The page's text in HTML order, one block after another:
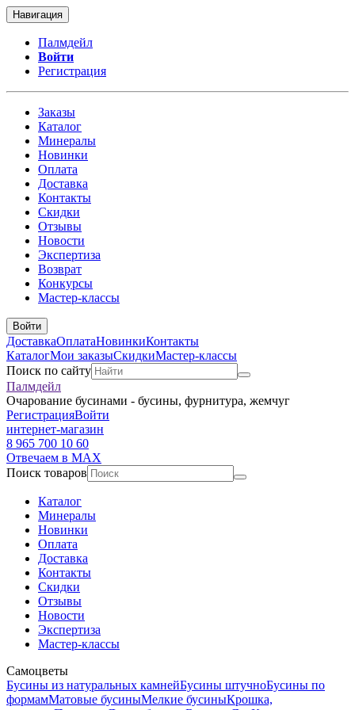
Навигация
Палмдейл
Войти
Регистрация
Заказы
Каталог
Минералы
Новинки
Оплата
Доставка
Контакты
Скидки
Отзывы
Новости
Экспертиза
Возврат
Конкурсы
Мастер-классы
Войти
ДоставкаОплатаНовинкиКонтакты
КаталогМои заказыСкидкиМастер-классы
Поиск по сайту
Палмдейл
Очарование бусинами - бусины, фурнитура, жемчуг
РегистрацияВойти
интернет-магазин
8 965 700 10 60
Отвечаем в MAX
Поиск товаров
Каталог
Минералы
Новинки
Оплата
Доставка
Контакты
Скидки
Отзывы
Новости
Экспертиза
Мастер-классы
Самоцветы
Бусины из натуральных камнейБусины штучноБусины по
формамМатовые бусиныМелкие бусиныКрошка,